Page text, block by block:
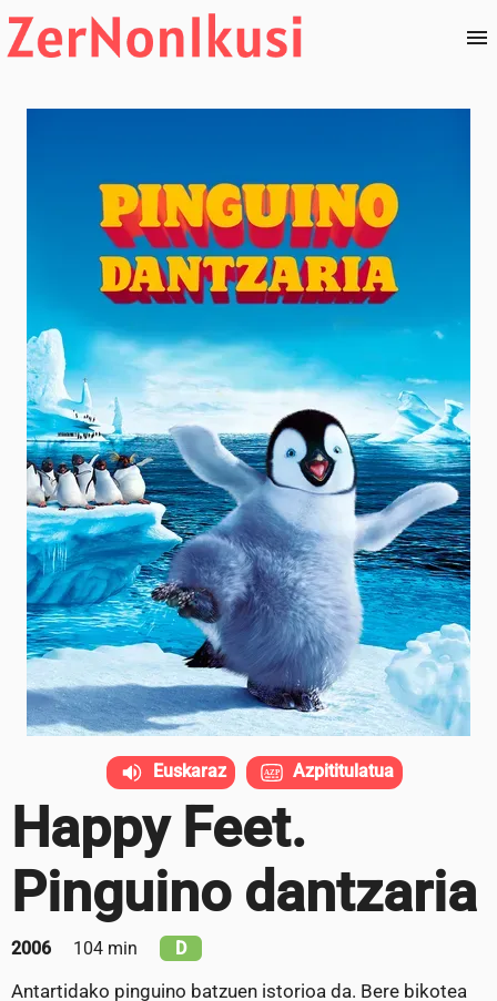
Happy Feet.
Pinguino dantzaria
2006 104 min D
Antartidako pinguino batzuen istorioa da. Bere bikotea
Euskaraz Azpititulatua